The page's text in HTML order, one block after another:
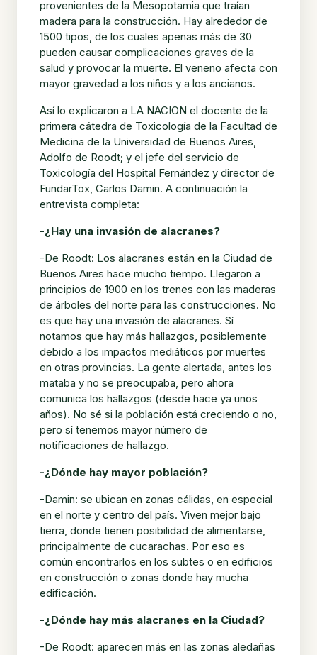
provenientes de la Mesopotamia que traían
madera para la construcción. Hay alrededor de
1500 tipos, de los cuales apenas más de 30
pueden causar complicaciones graves de la
salud y provocar la muerte. El veneno afecta con
mayor gravedad a los niños y a los ancianos.
Así lo explicaron a LA NACION el docente de la
primera cátedra de Toxicología de la Facultad de
Medicina de la Universidad de Buenos Aires,
Adolfo de Roodt; y el jefe del servicio de
Toxicología del Hospital Fernández y director de
FundarTox, Carlos Damin. A continuación la
entrevista completa:
-¿Hay una invasión de alacranes?
-De Roodt: Los alacranes están en la Ciudad de
Buenos Aires hace mucho tiempo. Llegaron a
principios de 1900 en los trenes con las maderas
de árboles del norte para las construcciones. No
es que hay una invasión de alacranes. Sí
notamos que hay más hallazgos, posiblemente
debido a los impactos mediáticos por muertes
en otras provincias. La gente alertada, antes los
mataba y no se preocupaba, pero ahora
comunica los hallazgos (desde hace ya unos
años). No sé si la población está creciendo o no,
pero sí tenemos mayor número de
notificaciones de hallazgo.
-¿Dónde hay mayor población?
-Damin: se ubican en zonas cálidas, en especial
en el norte y centro del país. Viven mejor bajo
tierra, donde tienen posibilidad de alimentarse,
principalmente de cucarachas. Por eso es
común encontrarlos en los subtes o en edificios
en construcción o zonas donde hay mucha
edificación.
-¿Dónde hay más alacranes en la Ciudad?
-De Roodt: aparecen más en las zonas aledañas